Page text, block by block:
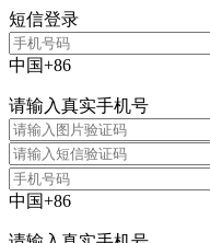
短信登录
中国+86
请输入真实手机号
中国+86